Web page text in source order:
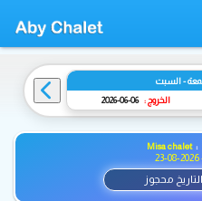
- السبت
الخروج : 06-06-2026
:
Misa chalet
23-08-
محجوز